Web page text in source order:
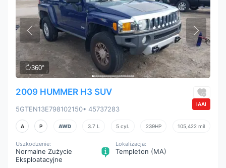
360°
2009 HUMMER H3 SUV
5GTEN13E798102150• 45737283
IAAI
A P AWD 3.7 L 5 cyl. 239HP 105,422 mil
Uszkodzenie:
Normalne Zużycie
Eksploatacyjne
Lokalizacja:
Templeton (MA)